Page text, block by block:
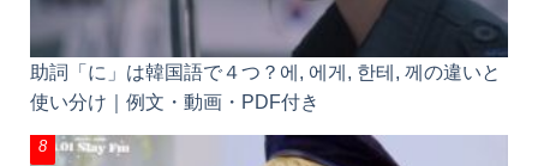
助詞「に」は韓国語で４つ？에, 에게, 한테, 께の違いと
使い分け｜例文・動画・PDF付き